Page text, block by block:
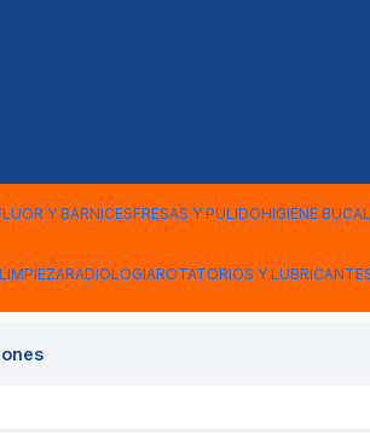
Y BARNICESFRESAS Y PULIDOHIGIENE BUCAL
RADIOLOGIAROTATORIOS Y
Agregar al Carro